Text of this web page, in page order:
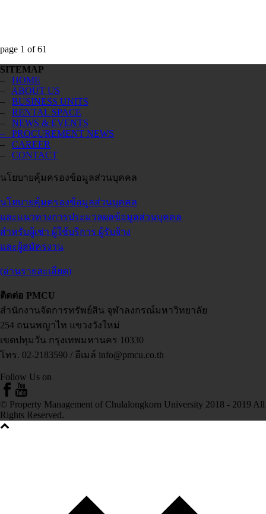
page 1 of61
SITEMAP
– HOME
– ABOUT US
– BUSINESS UNITS
– RENTAL SPACE
– NEWS & EVENTS
– PROCUREMENT NEWS
– CAREER
– CONTACT
นโยบายคุ้มครองข้อมูลส่วนบุคคล
นโยบายคุ้มครองข้อมูลส่วนบุคคล
และแนวทางการประมวลผลข้อมูลส่วนบุคคล
สำหรับผู้เช่า ผู้ใช้บริการ ผู้รับจ้าง
และผู้สมัครงาน
(อ่านรายละเอียด)
ติดต่อ PMCU
สำนักงานจัดการทรัพย์สิน จุฬาลงกรณ์มหาวิทยาลัย
254 ถนนพญาไท แขวงวังใหม่
เขตปทุมวัน กรุงเทพมหานคร 10330
โทร. 02-2183590 / อีเมล์ info@pmcu.co.th
Follow Us on
© Property Management of Chulalongkorn University 2018 - 2019 All
Rights Reserved.